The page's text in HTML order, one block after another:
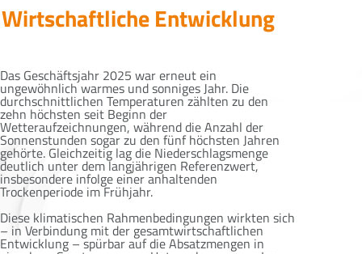
Wirtschaftliche Entwicklung
Das Geschäftsjahr 2025 war erneut ein
ungewöhnlich warmes und sonniges Jahr. Die
durchschnittlichen Temperaturen zählten zu den
zehn höchsten seit Beginn der
Wetteraufzeichnungen, während die Anzahl der
Sonnenstunden sogar zu den fünf höchsten Jahren
gehörte. Gleichzeitig lag die Niederschlagsmenge
deutlich unter dem langjährigen Referenzwert,
insbesondere infolge einer anhaltenden
Trockenperiode im Frühjahr.
Diese klimatischen Rahmenbedingungen wirkten sich
– in Verbindung mit der gesamtwirtschaftlichen
Entwicklung – spürbar auf die Absatzmengen in